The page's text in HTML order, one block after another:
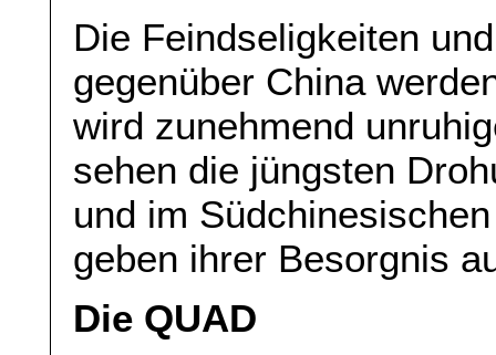
Die Feindseligkeiten
gegenüber China
wird zunehmend
sehen die jüngsten
und im
geben ihrer Besorgnis
Die QUAD